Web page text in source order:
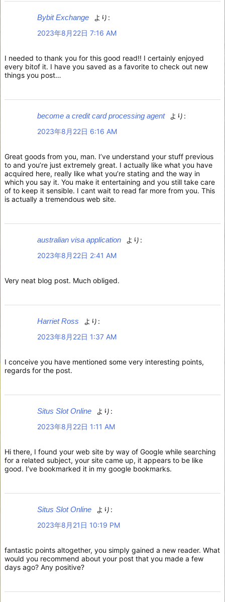
Bybit Exchange
より:
2023年8月22日 7:16 AM
I needed to thank you for this good read!! I certainly enjoyed
every bitof it. I have you saved as a favorite to check out new
things you post…
become a credit card processing agent
より:
2023年8月22日 6:16 AM
Great goods from you, man. I’ve understand your stuff previous
to and you’re just extremely great. I actually like what you have
acquired here, really like what you’re stating and the way in
which you say it. You make it entertaining and you still take care
of to keep it sensible. I cant wait to read far more from you. This
is actually a tremendous web site.
australian visa application
より:
2023年8月22日 2:41 AM
Very neat blog post. Much obliged.
Harriet Ross
より:
2023年8月22日 1:37 AM
I conceive you have mentioned some very interesting points,
regards for the post.
Situs Slot Online
より:
2023年8月22日 1:11 AM
Hi there, I found your web site by way of Google while searching
for a related subject, your site came up, it appears to be like
good. I’ve bookmarked it in my google bookmarks.
Situs Slot Online
より:
2023年8月21日 10:19 PM
fantastic points altogether, you simply gained a new reader. What
would you recommend about your post that you made a few
days ago? Any positive?